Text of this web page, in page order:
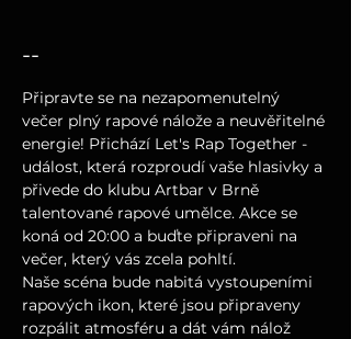
--
Připravte se na nezapomenutelný
večer plný rapové nálože a neuvěřitelné
energie! Přichází Let's Rap Together -
událost, která rozproudí vaše hlasivky a
přivede do klubu Artbar v Brně
talentované rapové umělce. Akce se
koná od 20:00 a buďte připraveni na
večer, který vás zcela pohltí.
Naše scéna bude nabitá vystoupeními
rapových ikon, které jsou připraveny
rozpálit atmosféru a dát vám nálož